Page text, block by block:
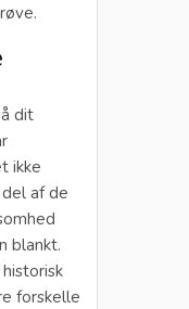
dit
ikke
af de
blankt.
forskelle